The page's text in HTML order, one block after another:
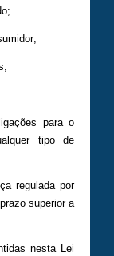
para o
tipo de
regulada por
superior a
nesta Lei